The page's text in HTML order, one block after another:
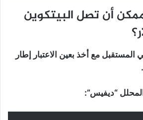
أن تصل البيتكوين
مع أخذ بعين الاعتبار إطار
“ديفيس”: